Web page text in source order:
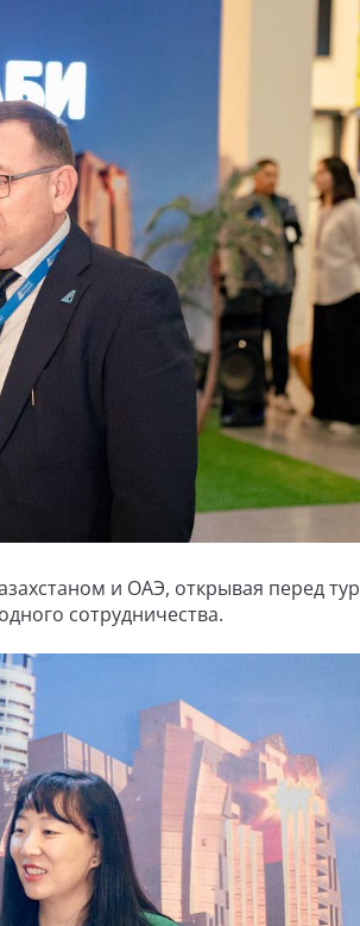
и ОАЭ, открывая перед
сотрудничества.